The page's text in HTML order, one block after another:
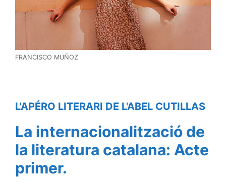
FRANCISCO MUÑOZ
L'APÉRO LITERARI DE L'ABEL CUTILLAS
La internacionalització de
la literatura catalana: Acte
primer.